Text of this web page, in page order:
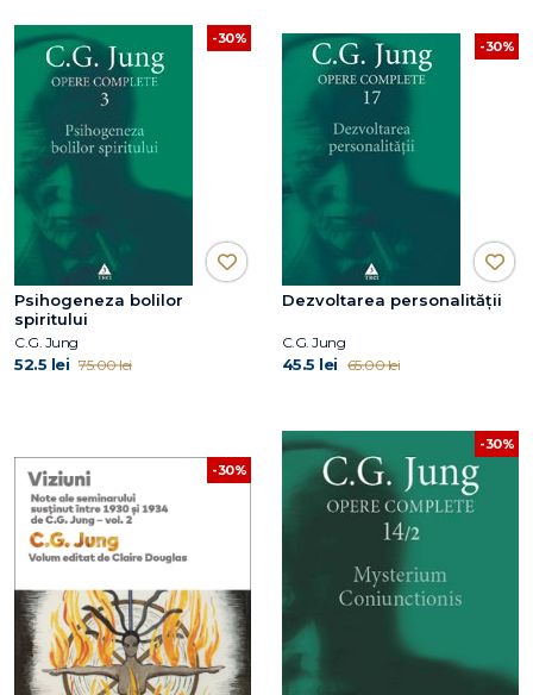
-30%
Psihogeneza bolilor
spiritului
C.G. Jung
52.5 lei 75.00 lei
-30%
Dezvoltarea personalităţii
C.G. Jung
45.5 lei 65.00 lei
-30%
-30%